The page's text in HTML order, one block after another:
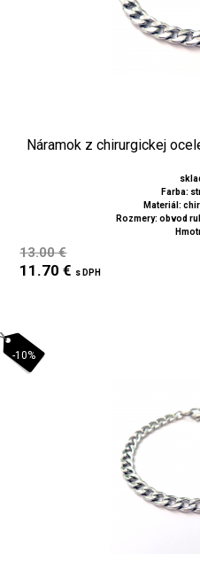
Náramok z chirurgickej
Farba:
Materiál:
Rozmery: obvod
13.00 €
11.70 € s DPH
-10%